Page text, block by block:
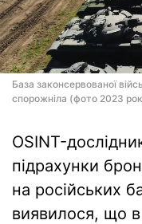
База законсервованої
спорожніла (фото 2023
OSINT-
підрахунки
на російських
виявилося, що